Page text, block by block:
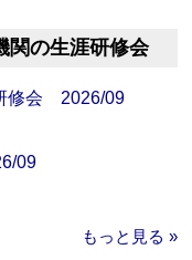
関の生涯研修会
修会 2026/09
09
もっと見る »